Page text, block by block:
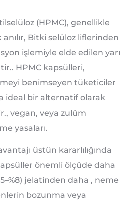
(HPMC), genellikle
Bitki selüloz liflerinden
işlemiyle elde edilen yarı
HPMC kapsülleri,
benimseyen tüketiciler
ideal bir alternatif olarak
vegan, veya zulüm
yasaları.
üstün kararlılığında
önemli ölçüde daha
jelatinden daha , neme
bozunma veya